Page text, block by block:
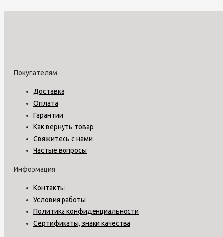
Покупателям
Доставка
Оплата
Гарантии
Как вернуть товар
Свяжитесь с нами
Частые вопросы
Информация
Контакты
Условия работы
Политика конфиденциальности
Сертификаты, знаки качества